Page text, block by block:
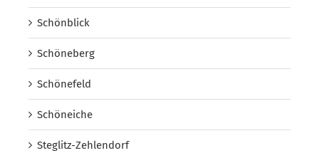
Schönblick
Schöneberg
Schönefeld
Schöneiche
Steglitz-Zehlendorf